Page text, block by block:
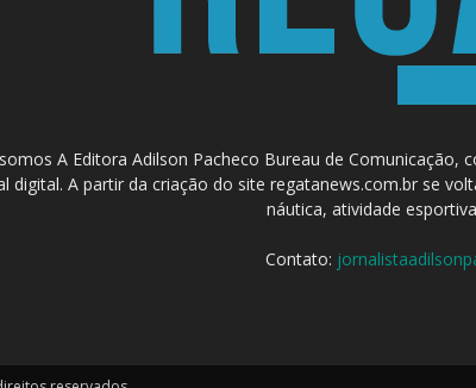
A Editora Adilson Pacheco Bureau de Comunicação,
digital. A partir da criação do site regatanews.com.br se
náutica, atividade
Contato: